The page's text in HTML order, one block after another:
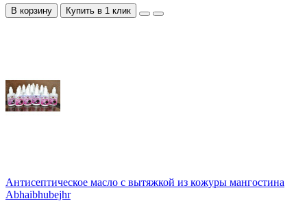
В корзину Купить в 1 клик
Антисептическое масло с вытяжкой из кожуры мангостина
Abhaibhubejhr